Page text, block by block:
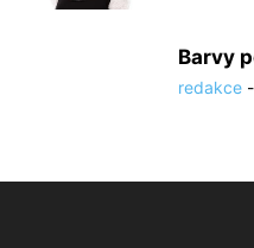
Barvy
redakce -